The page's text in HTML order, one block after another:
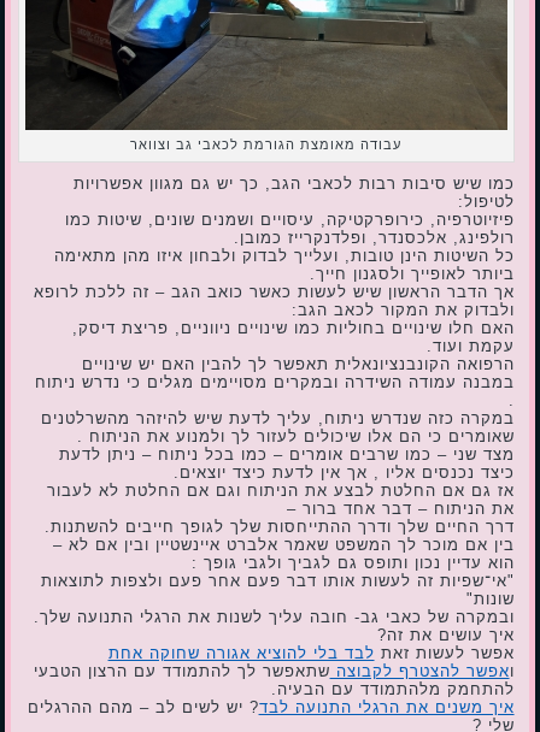
עבודה מאומצת הגורמת לכאבי גב וצוואר
כמו שיש סיבות רבות לכאבי הגב, כך יש גם מגוון אפשרויות
לטיפול:
פיזיוטרפיה, כירופרקטיקה, עיסויים ושמנים שונים, שיטות כמו
רולפינג, אלכסנדר, ופלדנקרייז כמובן.
כל השיטות הינן טובות, ועלייך לבדוק ולבחון איזו מהן מתאימה
ביותר לאופייך ולסגנון חייך.
אך הדבר הראשון שיש לעשות כאשר כואב הגב – זה ללכת לרופא
ולבדוק את המקור לכאב הגב:
האם חלו שינויים בחוליות כמו שינויים ניווניים, פריצת דיסק,
עקמת ועוד.
הרפואה הקונבנציונאלית תאפשר לך להבין האם יש שינויים
במבנה עמודה השידרה ובמקרים מסויימים מגלים כי נדרש ניתוח
.
במקרה כזה שנדרש ניתוח, עליך לדעת שיש להיזהר מהשרלטנים
שאומרים כי הם אלו שיכולים לעזור לך ולמנוע את הניתוח .
מצד שני – כמו שרבים אומרים – כמו בכל ניתוח – ניתן לדעת
כיצד נכנסים אליו , אך אין לדעת כיצד יוצאים.
אז גם אם החלטת לבצע את הניתוח וגם אם החלטת לא לעבור
את הניתוח – דבר אחד ברור –
דרך החיים שלך ודרך ההתייחסות שלך לגופך חייבים להשתנות.
בין אם מוכר לך המשפט שאמר אלברט איינשטיין ובין אם לא –
הוא עדיין נכון ותופס גם לגביך ולגבי גופך :
"אי־שפיות זה לעשות אותו דבר פעם אחר פעם ולצפות לתוצאות
שונות"
ובמקרה של כאבי גב- חובה עליך לשנות את הרגלי התנועה שלך.
איך עושים את זה?
אפשר לעשות זאת לבד בלי להוציא אגורה שחוקה אחת
ואפשר להצטרף לקבוצה שתאפשר לך להתמודד עם הרצון הטבעי
להתחמק מלהתמודד עם הבעיה.
איך משנים את הרגלי התנועה לבד? יש לשים לב – מהם ההרגלים
שלי ?